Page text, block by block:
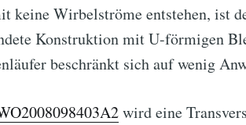
keine Wirbelströme entstehen, ist
Konstruktion mit U-förmigen
beschränkt sich auf wenig
wird eine